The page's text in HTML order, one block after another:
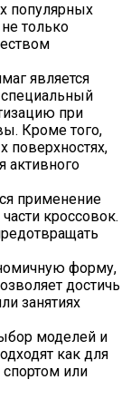
популярных
только
является
при
Кроме того,
поверхностях,
активного
применение
кроссовок.
форму,
достичь
занятиях
моделей и
как для
спортом или